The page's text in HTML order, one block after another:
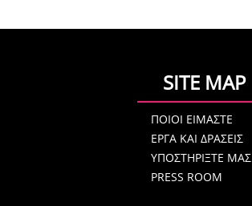
SITE MAP
ΠΟΙΟΙ ΕΙΜΑΣΤΕ
ΕΡΓΑ ΚΑΙ ΔΡΑΣΕΙΣ
ΥΠΟΣΤΗΡΙΞΤΕ ΜΑΣ
PRESS ROOM